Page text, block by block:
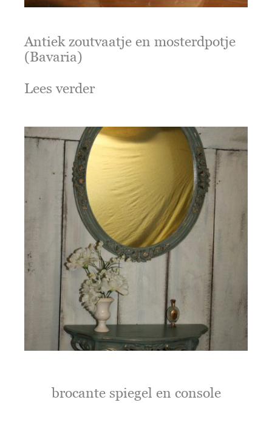
Antiek zoutvaatje en mosterdpotje
(Bavaria)
Lees verder
brocante spiegel en console